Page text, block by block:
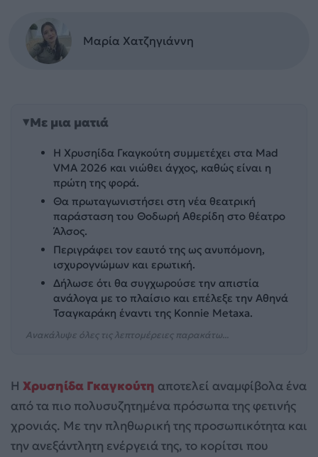
Μαρία Χατζηγιάννη
Με μια ματιά
Η Χρυσηίδα Γκαγκούτη συμμετέχει στα Mad
VMA 2026 και νιώθει άγχος, καθώς είναι η
πρώτη της φορά.
Θα πρωταγωνιστήσει στη νέα θεατρική
παράσταση του Θοδωρή Αθερίδη στο θέατρο
Άλσος.
Περιγράφει τον εαυτό της ως ανυπόμονη,
ισχυρογνώμων και ερωτική.
Δήλωσε ότι θα συγχωρούσε την απιστία
ανάλογα με το πλαίσιο και επέλεξε την Αθηνά
Τσαγκαράκη έναντι της Konnie Metaxa.
Ανακάλυψε όλες τις λεπτομέρειες παρακάτω...
Η Χρυσηίδα Γκαγκούτη αποτελεί αναμφίβολα ένα
από τα πιο πολυσυζητημένα πρόσωπα της φετινής
χρονιάς. Με την πληθωρική της προσωπικότητα και
την ανεξάντλητη ενέργειά της, το κορίτσι που